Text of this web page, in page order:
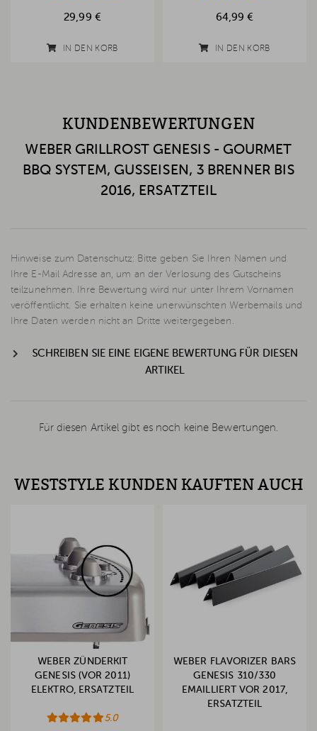
29,99 €
IN DEN KORB
64,99 €
IN DEN KORB
KUNDENBEWERTUNGEN
WEBER GRILLROST GENESIS - GOURMET
BBQ SYSTEM, GUSSEISEN, 3 BRENNER BIS
2016, ERSATZTEIL
Hinweise zum Datenschutz: Bitte geben Sie Ihren Namen und
Ihre E-Mail Adresse an, um an der Verlosung des Gutscheins
teilzunehmen. Ihre Bewertung wird nur unter Ihrem Vornamen
veröffentlicht. Sie erhalten keine unerwünschten Werbemails und
Ihre Daten werden nicht an Dritte weitergegeben.
SCHREIBEN SIE EINE EIGENE BEWERTUNG FÜR DIESEN
ARTIKEL
Für diesen Artikel gibt es noch keine Bewertungen.
WESTSTYLE KUNDEN KAUFTEN AUCH
WEBER ZÜNDERKIT
GENESIS (VOR 2011)
ELEKTRO, ERSATZTEIL
5.0
WEBER FLAVORIZER BARS
GENESIS 310/330
EMAILLIERT VOR 2017,
ERSATZTEIL